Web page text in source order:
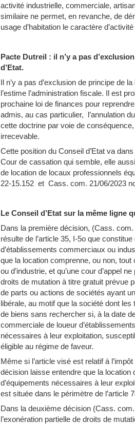
activité industrielle, commerciale,
similaire ne permet, en revanche, de
usage d’habitation le caractère
Pacte Dutreil : il n’y a pas
d’Etat.
Il n’y a pas d’exclusion de principe de
l’estime l’administration fiscale. Il est
prochaine loi de finances pour
admis, au cas particulier, l’annulation
cette doctrine par voie de
irrecevable.
Cette position du Conseil d’Etat va
Cour de cassation qui semble, elle
de location de locaux professionnels
22-15.152 et Cass. com. 21/06/2023
Le Conseil d’Etat sur la même ligne
Dans la première décision, (Cass.
résulte de l’article 35, I-5o que
d’établissements commerciaux ou
que la location comprenne, ou non,
ou d’industrie, et qu’une cour d’appel
droits de mutation à titre gratuit prévue
de parts ou actions de sociétés ayant
libérale, au motif que la société dont
de biens sans rechercher si, à la date
commerciale de loueur
nécessaires à leur exploitation,
éligible au régime de faveur.
Même si l’article visé est relatif à
décision laisse entendre que la
d’équipements nécessaires à leur
est située dans le périmètre de l’article
Dans la deuxième décision (Cass.
l’exonération partielle de droits de